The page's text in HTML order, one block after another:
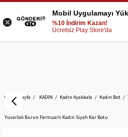
Anasayfa KADIN Kadın Ayakkabı Kadın Bot
Yuvarlak Burun Fermuarlı Kadın Siyah Kar Botu
Mobil Uygulamayı
%10 İndirim Kazan!
Ücretsiz Play Store'da